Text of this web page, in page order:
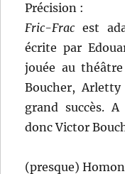
Précision :
Fric-Frac est
écrite par
jouée au
Boucher,
grand succès.
donc Victor
(presque)